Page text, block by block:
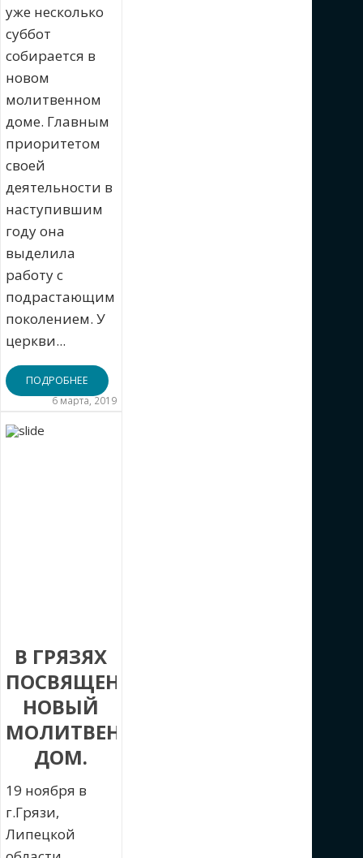
уже несколько
суббот
собирается в
новом
молитвенном
доме. Главным
приоритетом
своей
деятельности в
наступившим
году она
выделила
работу с
подрастающим
поколением. У
церкви...
ПОДРОБНЕЕ
6 марта, 2019
В ГРЯЗЯХ
ПОСВЯЩЕН
НОВЫЙ
МОЛИТВЕННЫЙ
ДОМ.
19 ноября в
г.Грязи,
Липецкой